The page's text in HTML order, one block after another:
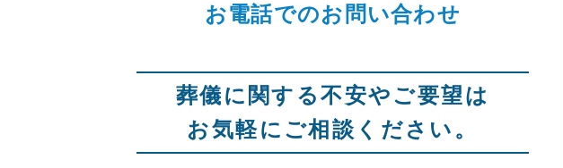
お電話でのお問い合わせ
葬儀に関する不安やご要望は
お気軽にご相談ください。